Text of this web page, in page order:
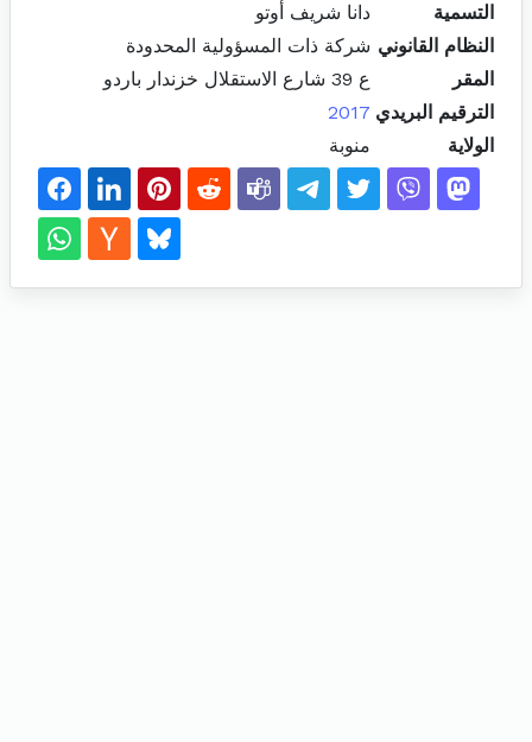
التسمية
دانا شريف أوتو
النظام القانوني شركة ذات المسؤولية المحدودة
المقر
ع 39 شارع الاستقلال خزندار باردو
الترقيم البريدي 2017
الولاية
منوبة